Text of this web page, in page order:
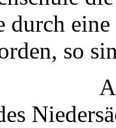
durch
so